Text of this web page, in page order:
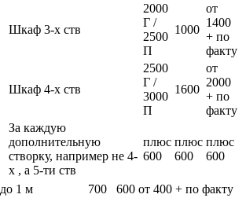
Шкаф 3-х ств
2000
Г /
2500
П
1000
от
1400
+ по
факту
Шкаф 4-х ств
2500
Г /
3000
П
1600
от
2000
+ по
факту
За каждую
дополнительную
створку, например не 4-
х , а 5-ти ств
плюс
600
плюс
600
плюс
600
до 1 м 700 600 от 400 + по факту